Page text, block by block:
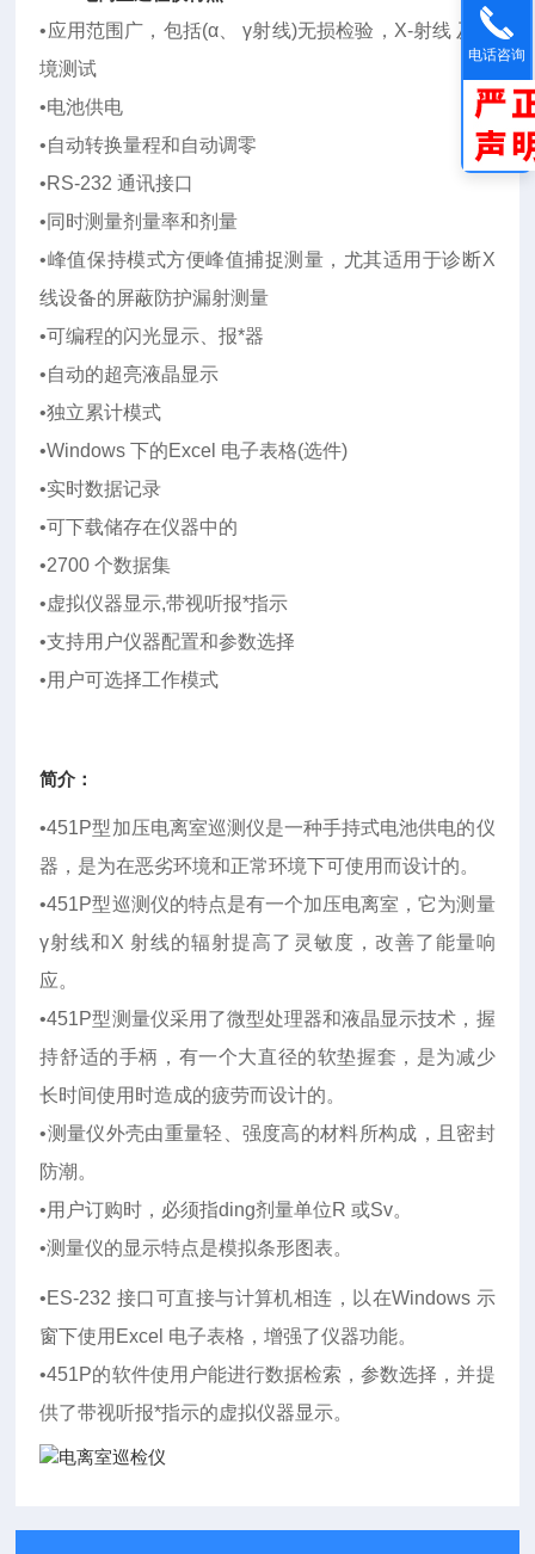
•应用范围广，包括(α、 γ射线)无损检验，X-射线 及环
境测试
•电池供电
•自动转换量程和自动调零
•RS-232 通讯接口
•同时测量剂量率和剂量
•峰值保持模式方便峰值捕捉测量，尤其适用于诊断X
线设备的屏蔽防护漏射测量
•可编程的闪光显示、报*器
•自动的超亮液晶显示
•独立累计模式
•Windows 下的Excel 电子表格(选件)
•实时数据记录
•可下载储存在仪器中的
•2700 个数据集
•虚拟仪器显示,带视听报*指示
•支持用户仪器配置和参数选择
•用户可选择工作模式
简介：
•451P型加压电离室巡测仪是一种手持式电池供电的仪
器，是为在恶劣环境和正常环境下可使用而设计的。
•451P型巡测仪的特点是有一个加压电离室，它为测量
γ射线和X 射线的辐射提高了灵敏度，改善了能量响
应。
•451P型测量仪采用了微型处理器和液晶显示技术，握
持舒适的手柄，有一个大直径的软垫握套，是为减少
长时间使用时造成的疲劳而设计的。
•测量仪外壳由重量轻、强度高的材料所构成，且密封
防潮。
•用户订购时，必须指ding剂量单位R 或Sv。
•测量仪的显示特点是模拟条形图表。
•ES-232 接口可直接与计算机相连，以在Windows 示
窗下使用Excel 电子表格，增强了仪器功能。
•451P的软件使用户能进行数据检索，参数选择，并提
供了带视听报*指示的虚拟仪器显示。
电话咨询